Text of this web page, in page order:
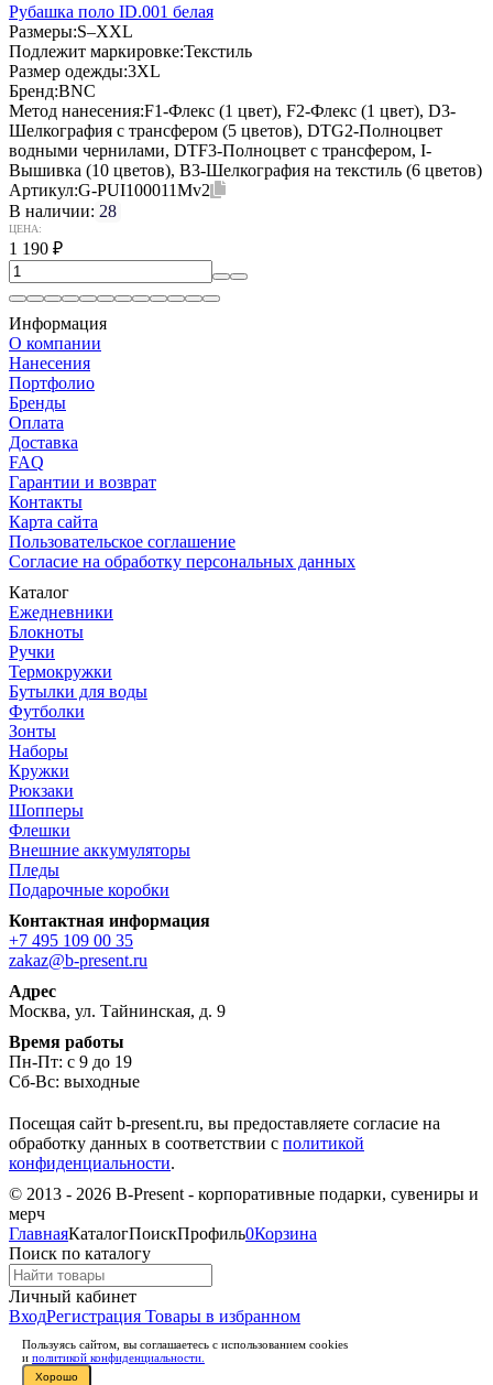
Рубашка поло ID.001 белая
Размеры:S–XXL
Подлежит маркировке:Текстиль
Размер одежды:3XL
Бренд:BNC
Метод нанесения:F1-Флекс (1 цвет), F2-Флекс (1 цвет), D3-
Шелкография с трансфером (5 цветов), DTG2-Полноцвет
водными чернилами, DTF3-Полноцвет с трансфером, I-
Вышивка (10 цветов), B3-Шелкография на текстиль (6 цветов)
Артикул:G-PUI100011Mv2
В наличии: 28
ЦЕНА:
1 190 ₽
Информация
О компании
Нанесения
Портфолио
Бренды
Оплата
Доставка
FAQ
Гарантии и возврат
Контакты
Карта сайта
Пользовательское соглашение
Согласие на обработку персональных данных
Каталог
Ежедневники
Блокноты
Ручки
Термокружки
Бутылки для воды
Футболки
Зонты
Наборы
Кружки
Рюкзаки
Шопперы
Флешки
Внешние аккумуляторы
Пледы
Подарочные коробки
Контактная информация
+7 495 109 00 35
zakaz@b-present.ru
Адрес
Москва, ул. Тайнинская, д. 9
Время работы
Пн-Пт: с 9 до 19
Сб-Вс: выходные
Посещая сайт b-present.ru, вы предоставляете согласие на
обработку данных в соответствии с политикой
конфиденциальности.
© 2013 - 2026 B-Present - корпоративные подарки, сувениры и
мерч
ГлавнаяКаталогПоискПрофиль0Корзина
Поиск по каталогу
Личный кабинет
ВходРегистрация Товары в избранном
Пользуясь сайтом, вы соглашаетесь с использованием cookies
и политикой конфиденциальности.
Хорошо